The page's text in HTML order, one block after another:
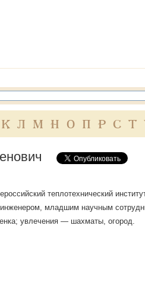
К Л М Н О П Р С Т
теплотехнический
инженером, младшим научным
увлечения — шахматы, огород.